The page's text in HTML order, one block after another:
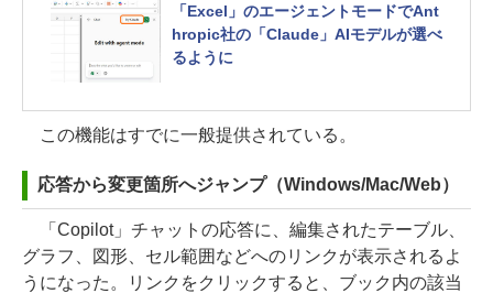
「Excel」のエージェントモードでAnt
hropic社の「Claude」AIモデルが選べ
るように
この機能はすでに一般提供されている。
応答から変更箇所へジャンプ（Windows/Mac/Web）
「Copilot」チャットの応答に、編集されたテーブル、
グラフ、図形、セル範囲などへのリンクが表示されるよ
うになった。リンクをクリックすると、ブック内の該当